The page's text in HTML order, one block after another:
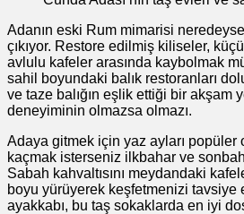
Adanın eski Rum mimarisi
çıkıyor. Restore edilmiş kiliseler,
avlulu kafeler arasında kaybolmak
sahil boyundaki balık restoranları
ve taze balığın eşlik ettiği bir akşam
deneyiminin olmazsa olmazı.
Adaya gitmek için yaz ayları popüler
kaçmak isterseniz ilkbahar ve
Sabah kahvaltısını meydandaki
boyu yürüyerek keşfetmenizi tavsiye
ayakkabı, bu taş sokaklarda en iyi